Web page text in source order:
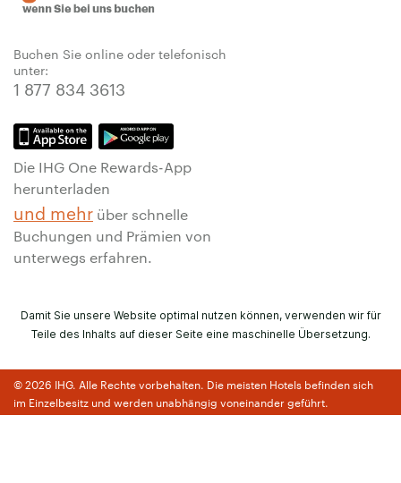
Buchen Sie online oder telefonisch
unter:
1 877 834 3613
Die IHG One Rewards-App
herunterladen
und mehr über schnelle
Buchungen und Prämien von
unterwegs erfahren.
Damit Sie unsere Website optimal nutzen können, verwenden wir für
Teile des Inhalts auf dieser Seite eine maschinelle Übersetzung.
© 2026 IHG. Alle Rechte vorbehalten. Die meisten Hotels befinden sich
im Einzelbesitz und werden unabhängig voneinander geführt.